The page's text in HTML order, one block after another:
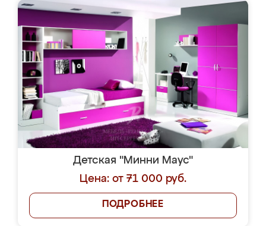
Детская "Минни Маус"
Цена: от 71 000 руб.
ПОДРОБНЕЕ